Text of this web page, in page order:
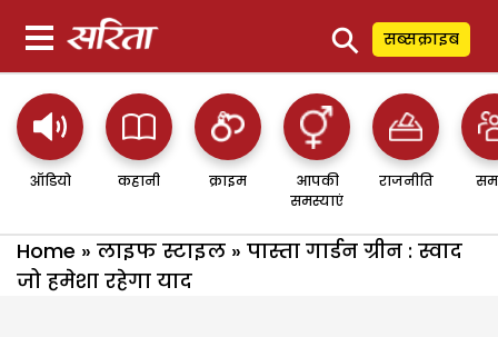
⚲ सब्सक्राइब
ऑडियो कहानी क्राइम
आपकी
समस्याएं
राजनीति
Home » लाइफ स्टाइल » पास्ता गार्डन ग्रीन : स्वाद
जो हमेशा रहेगा याद